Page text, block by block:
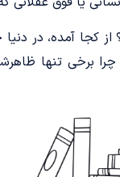
از کجا آمده، در
چرا برخی تنها